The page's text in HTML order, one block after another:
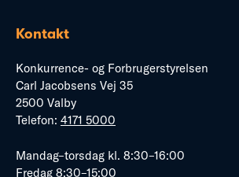
Kontakt
Konkurrence- og Forbrugerstyrelsen
Carl Jacobsens Vej 35
2500 Valby
Telefon: 4171 5000
Mandag–torsdag kl. 8:30–16:00
Fredag 8:30–15:00